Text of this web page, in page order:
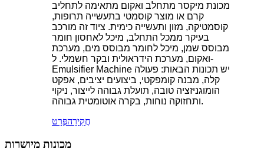
מכונת מיקסר מתחלב ואקום מתאימה לתחליב
קרם או מוצר קוסמטי בתעשייה תרופות,
קוסמטיקה, מזון ותעשייה כימית. ציוד זה מורכב
בעיקר ממכל התחלב, מיכל לאחסון חומר
מבוסס שמן, מיכל לחומר מבוסס מים, מערכת
ואקום, מערכת הידראולית ובקר חשמלי. ל-
Emulsifier Machine יש תכונות הבאות: פעולה
קלה, מבנה קומפקטי, ביצועים יציבים, אפקט
הומוגניזציה טובה, תועלת גבוהה לייצור, ניקוי
ותחזוקה נוחות, בקרה אוטומטית גבוהה.
חֲקִירָהפְּרָט
מכונות מיושרות